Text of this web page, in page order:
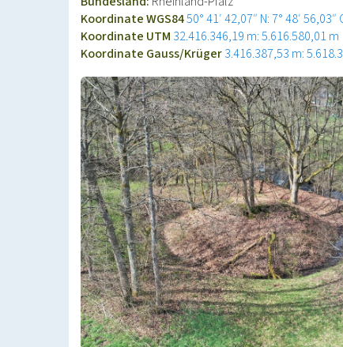
Koordinate WGS8450° 41′ 42,07″ N: 7° 48′ 56,03″
Koordinate UTM 32.416.346,19 m: 5.616.580,01 m
Koordinate Gauss/Krüger3.416.387,53 m: